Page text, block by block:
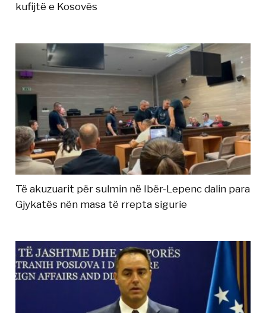
kufijtë e Kosovës
Të akuzuarit për sulmin në Ibër-Lepenc dalin para
Gjykatës nën masa të rrepta sigurie